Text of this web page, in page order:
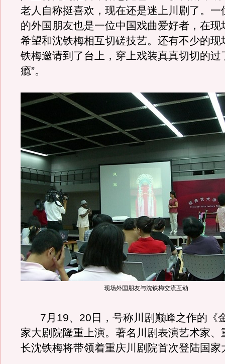
老人自称挺喜欢，现在还是迷上川剧了。一
的外国朋友也是一位中国戏曲爱好者，在现
希望和沈铁梅相互切磋技艺。还有不少的现
铁梅邀请到了台上，穿上戏装真真切切的过
瘾”。
现场外国朋友与沈铁梅交流互动
7月19、20日 ，号称川剧巅峰之作的《
家大剧院隆重上演。著名川剧表演艺术家、
长沈铁梅将带领着重庆川剧院首次登陆国家